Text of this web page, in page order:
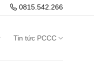
0815.542.266
Tin tức PCCC